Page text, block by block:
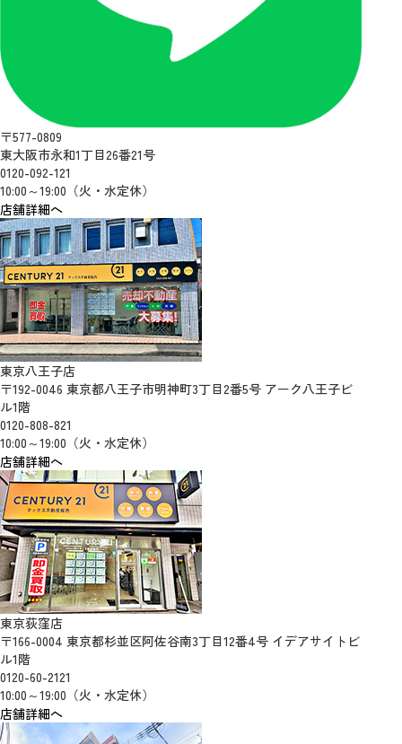
〒577-0809
東大阪市永和1丁目26番21号
0120-092-121
10:00～19:00（火・水定休）
店舗詳細へ
東京八王子店
〒192-0046 東京都八王子市明神町3丁目2番5号 アーク八王子ビ
ル1階
0120-808-821
10:00～19:00（火・水定休）
店舗詳細へ
東京荻窪店
〒166-0004 東京都杉並区阿佐谷南3丁目12番4号 イデアサイトビ
ル1階
0120-60-2121
10:00～19:00（火・水定休）
店舗詳細へ